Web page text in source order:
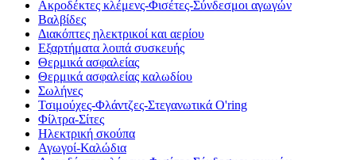
Ακροδέκτες κλέμενς-Φισέτες-Σύνδεσμοι αγωγών
Βαλβίδες
Διακόπτες ηλεκτρικοί και αερίου
Εξαρτήματα λοιπά συσκευής
Θερμικά ασφαλείας
Θερμικά ασφαλείας καλωδίου
Σωλήνες
Τσιμούχες-Φλάντζες-Στεγανωτικά O'ring
Φίλτρα-Σίτες
Ηλεκτρική σκούπα
Αγωγοί-Καλώδια